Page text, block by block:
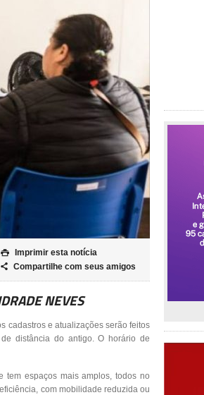
 Imprimir esta notícia
 Compartilhe com seus amigos
NEVES
cadastros e atualizações serão feitos
distância do antigo. O horário de
tem espaços mais amplos, todos no
com mobilidade reduzida ou